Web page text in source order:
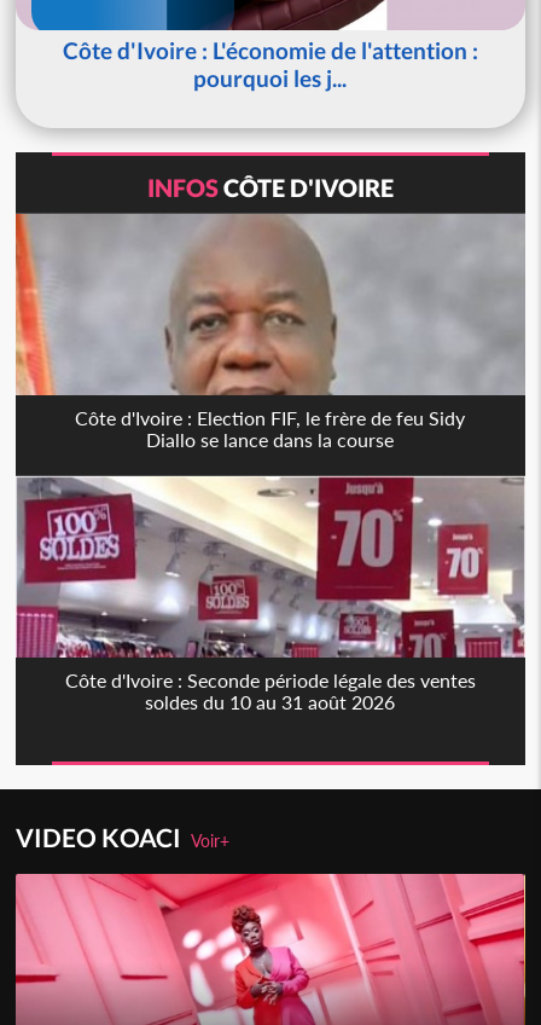
Côte d'Ivoire : L'économie de l'attention :
pourquoi les j...
INFOSCÔTE D'IVOIRE
Côte d'Ivoire : Election FIF, le frère de feu Sidy
Diallo se lance dans la course
Côte d'Ivoire : Seconde période légale des ventes
soldes du 10 au 31 août 2026
VIDEO KOACIVoir+